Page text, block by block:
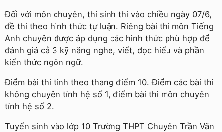
Đối với môn chuyên, thí sinh thi vào chiều ngày 07/6,
đề thi theo hình thức tự luận. Riêng bài thi môn Tiếng
Anh chuyên được áp dụng các hình thức phù hợp để
đánh giá cả 3 kỹ năng nghe, viết, đọc hiểu và phần
kiến thức ngôn ngữ.
Điểm bài thi tính theo thang điểm 10. Điểm các bài thi
không chuyên tính hệ số 1, điểm bài thi môn chuyên
tính hệ số 2.
Tuyển sinh vào lớp 10 Trường THPT Chuyên Trần Văn